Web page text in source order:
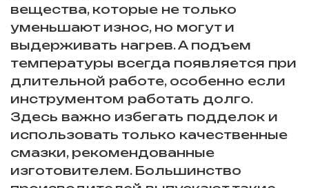
вещества, которые не только
уменьшают износ, но могут и
выдерживать нагрев. А подъем
температуры всегда появляется при
длительной работе, особенно если
инструментом работать долго.
Здесь важно избегать подделок и
использовать только качественные
смазки, рекомендованные
изготовителем. Большинство